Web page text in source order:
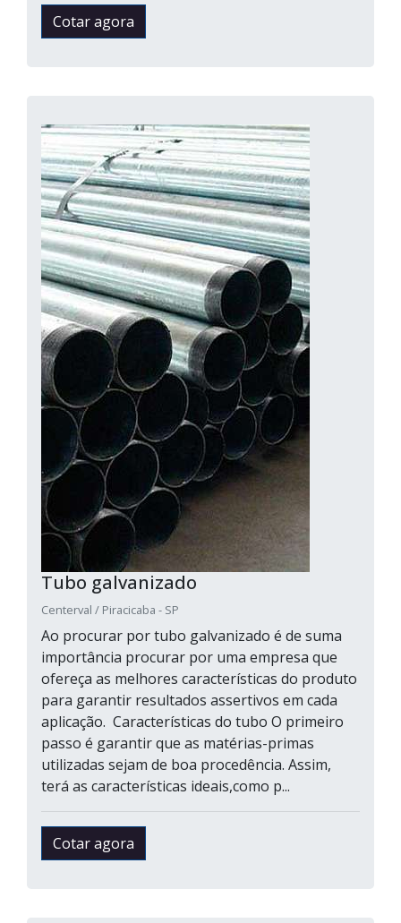
Cotar agora
Tubo galvanizado
Centerval / Piracicaba - SP
Ao procurar por tubo galvanizado é de suma
importância procurar por uma empresa que
ofereça as melhores características do produto
para garantir resultados assertivos em cada
aplicação. Características do tubo O primeiro
passo é garantir que as matérias-primas
utilizadas sejam de boa procedência. Assim,
terá as características ideais,como p...
Cotar agora